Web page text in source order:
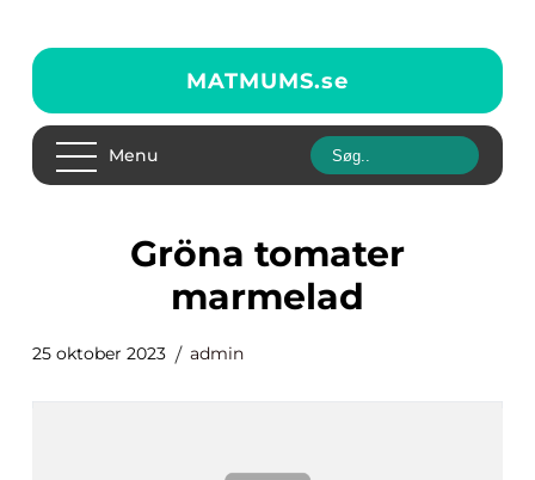
MATMUMS.se
Menu
gröna tomater
marmelad
25 oktober 2023 admin